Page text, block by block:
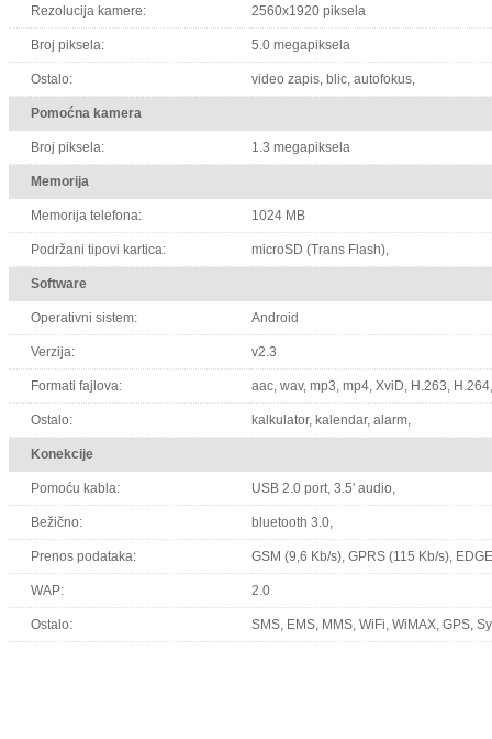
Rezolucija kamere: 2560x1920 piksela
Broj piksela: 5.0 megapiksela
Ostalo: video zapis, blic, autofokus,
Pomoćna kamera
Broj piksela: 1.3 megapiksela
Memorija
Memorija telefona: 1024 MB
Podržani tipovi kartica: microSD (Trans Flash),
Software
Operativni sistem: Android
Verzija: v2.3
Formati fajlova: aac, wav, mp3, mp4, XviD, H.263,
Ostalo: kalkulator, kalendar, alarm,
Konekcije
Pomoću kabla: USB 2.0 port, 3.5' audio,
Bežično: bluetooth 3.0,
Prenos podataka: GSM (9,6 Kb/s), GPRS (115 Kb/s),
WAP: 2.0
Ostalo: SMS, EMS, MMS, WiFi, WiMAX, GPS,